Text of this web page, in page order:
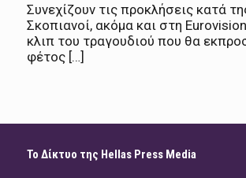
Συνεχίζουν τις προκλήσεις κατά
Σκοπιανοί, ακόμα και στη
κλιπ του τραγουδιού που θα
φέτος […]
Το Δίκτυο της Hellas Press Media